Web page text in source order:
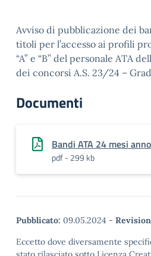
Avviso di pubblicazione dei
titoli per l’accesso ai profili
“A” e “B” del personale ATA
dei concorsi A.S. 23/24 –
Documenti
Bandi ATA 24 mesi
pdf - 299 kb
Pubblicato: 09.05.2024 -
Eccetto dove diversamente